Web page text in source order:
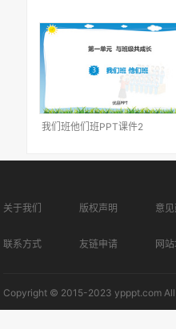
我们班他们班PPT课件2
关于我们 版权声明 意
联系方式 友链申请 网
Copyright © 2015-2023 ypppt.com All